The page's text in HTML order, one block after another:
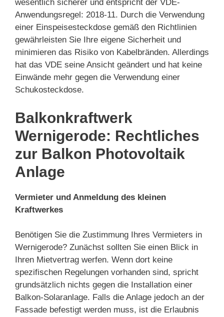
wesentlich sicherer und entspricht der VDE-
Anwendungsregel: 2018-11. Durch die Verwendung
einer Einspeisesteckdose gemäß den Richtlinien
gewährleisten Sie Ihre eigene Sicherheit und
minimieren das Risiko von Kabelbränden. Allerdings
hat das VDE seine Ansicht geändert und hat keine
Einwände mehr gegen die Verwendung einer
Schukosteckdose.
Balkonkraftwerk
Wernigerode: Rechtliches
zur Balkon Photovoltaik
Anlage
Vermieter und Anmeldung des kleinen
Kraftwerkes
Benötigen Sie die Zustimmung Ihres Vermieters in
Wernigerode? Zunächst sollten Sie einen Blick in
Ihren Mietvertrag werfen. Wenn dort keine
spezifischen Regelungen vorhanden sind, spricht
grundsätzlich nichts gegen die Installation einer
Balkon-Solaranlage. Falls die Anlage jedoch an der
Fassade befestigt werden muss, ist die Erlaubnis